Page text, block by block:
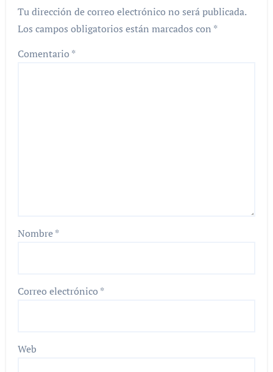
Tu dirección de correo electrónico no será publicada.
Los campos obligatorios están marcados con *
Comentario *
Nombre*
Correo electrónico *
Web